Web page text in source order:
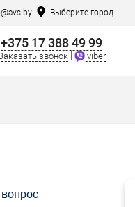
Выберите город
+375 17 388 49 99
звонок viber